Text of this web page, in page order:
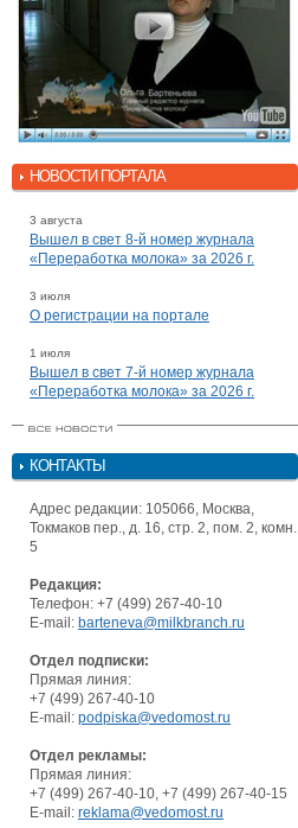
НОВОСТИ ПОРТАЛА
3 августа
Вышел в свет 8-й номер журнала
«Переработка молока» за 2026 г.
3 июля
О регистрации на портале
1 июля
Вышел в свет 7-й номер журнала
«Переработка молока» за 2026 г.
КОНТАКТЫ
Адрес редакции: 105066, Москва,
Токмаков пер., д. 16, стр. 2, пом. 2, комн.
5
Редакция:
Телефон: +7 (499) 267-40-10
E-mail: barteneva@milkbranch.ru
Отдел подписки:
Прямая линия:
+7 (499) 267-40-10
E-mail: podpiska@vedomost.ru
Отдел рекламы:
Прямая линия:
+7 (499) 267-40-10, +7 (499) 267-40-15
E-mail: reklama@vedomost.ru